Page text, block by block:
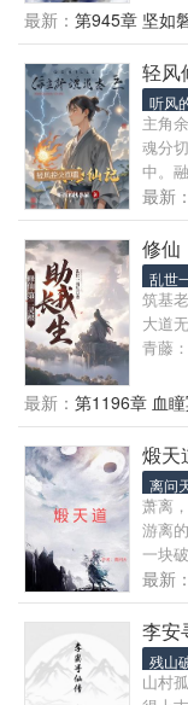
亲生
地岂
林源
最新： 第945章 坚如
轻风
听风
主角
魂分
中。
来，
番茄
关注
最新：
修仙
乱世
筑基
大道
青藤
藤，
提纯
一位
年老
话：
撼？”
婴暮
最新： 第1196章 血
煅天
离问
萧离
游离
一块
的尝
局。
其根
血并
明。
领爱
最新：
李安
残山
山村